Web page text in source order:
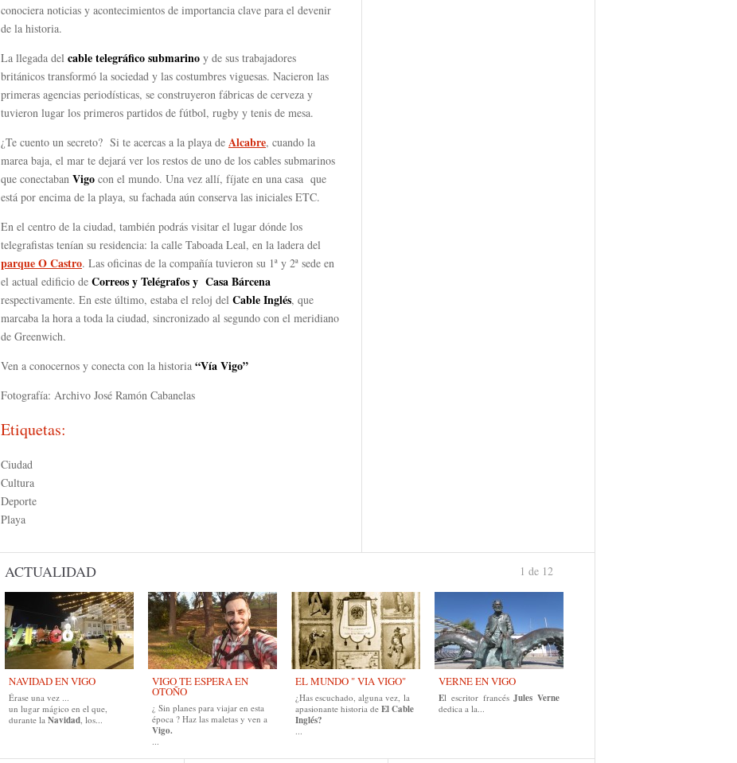
conociera noticias y acontecimientos de importancia clave para el devenir
de la historia.
La llegada del cable telegráfico submarino y de sus trabajadores
británicos transformó la sociedad y las costumbres viguesas. Nacieron las
primeras agencias periodísticas, se construyeron fábricas de cerveza y
tuvieron lugar los primeros partidos de fútbol, rugby y tenis de mesa.
¿Te cuento un secreto? Si te acercas a la playa de Alcabre, cuando la
marea baja, el mar te dejará ver los restos de uno de los cables submarinos
que conectaban Vigo con el mundo. Una vez allí, fíjate en una casa que
está por encima de la playa, su fachada aún conserva las iniciales ETC.
En el centro de la ciudad, también podrás visitar el lugar dónde los
telegrafistas tenían su residencia: la calle Taboada Leal, en la ladera del
parque O Castro. Las oficinas de la compañía tuvieron su 1ª y 2ª sede en
el actual edificio de Correos y Telégrafos y Casa Bárcena
respectivamente. En este último, estaba el reloj del Cable Inglés, que
marcaba la hora a toda la ciudad, sincronizado al segundo con el meridiano
de Greenwich.
Ven a conocernos y conecta con la historia “Vía Vigo”
Fotografía: Archivo José Ramón Cabanelas
Etiquetas:
Ciudad
Cultura
Deporte
Playa
ACTUALIDAD
NAVIDAD EN VIGO
Érase una vez ...
un lugar mágico en el que,
durante la Navidad, los...
VIGO TE ESPERA EN
OTOÑO
¿ Sin planes para viajar en esta
época ? Haz las maletas y ven a
Vigo.
...
EL MUNDO " VIA VIGO"
¿Has escuchado, alguna vez, la
apasionante historia de El Cable
Inglés?
...
VERNE EN VIGO
El escritor francésJules Verne
dedica a la...
1 de 12